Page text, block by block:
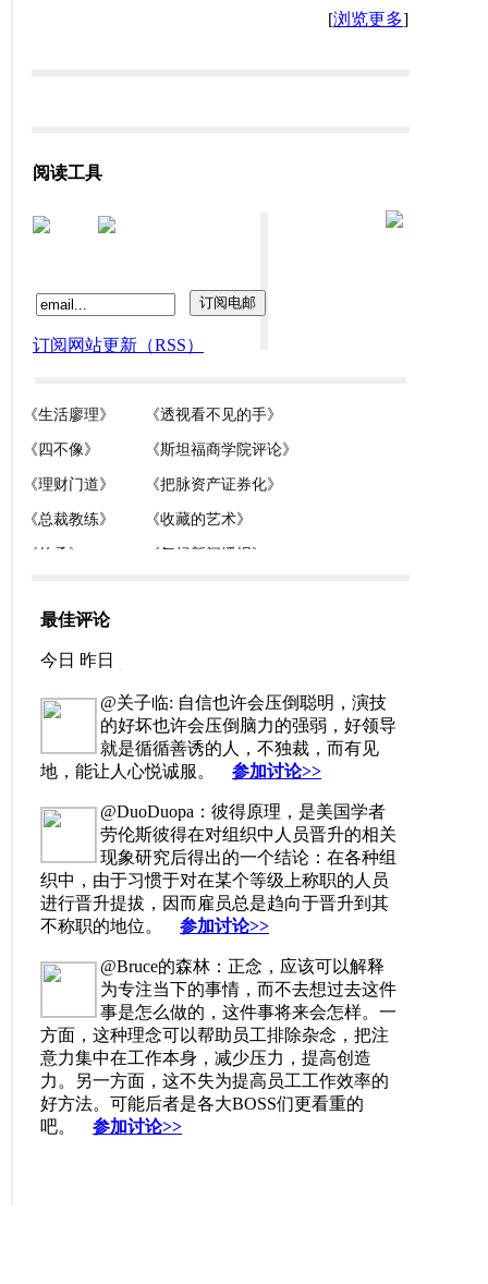
[浏览更多]
阅读工具
订阅网站更新（RSS）
最佳评论
今日 昨日
@关子临: 自信也许会压倒聪明，演技
的好坏也许会压倒脑力的强弱，好领导
就是循循善诱的人，不独裁，而有见
地，能让人心悦诚服。 参加讨论>>
@DuoDuopa：彼得原理，是美国学者
劳伦斯彼得在对组织中人员晋升的相关
现象研究后得出的一个结论：在各种组
织中，由于习惯于对在某个等级上称职的人员
进行晋升提拔，因而雇员总是趋向于晋升到其
不称职的地位。 参加讨论>>
@Bruce的森林：正念，应该可以解释
为专注当下的事情，而不去想过去这件
事是怎么做的，这件事将来会怎样。一
方面，这种理念可以帮助员工排除杂念，把注
意力集中在工作本身，减少压力，提高创造
力。另一方面，这不失为提高员工工作效率的
好方法。可能后者是各大BOSS们更看重的
吧。 参加讨论>>